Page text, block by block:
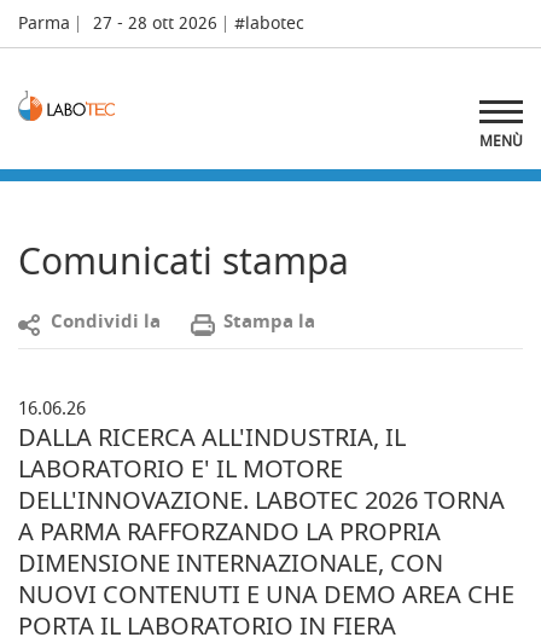
Parma 27 - 28 ott 2026 #labotec
MENÙ
Comunicati stampa
Condividi la Stampa la
16.06.26
DALLA RICERCA ALL'INDUSTRIA, IL
LABORATORIO E' IL MOTORE
DELL'INNOVAZIONE. LABOTEC 2026 TORNA
A PARMA RAFFORZANDO LA PROPRIA
DIMENSIONE INTERNAZIONALE, CON
NUOVI CONTENUTI E UNA DEMO AREA CHE
PORTA IL LABORATORIO IN FIERA